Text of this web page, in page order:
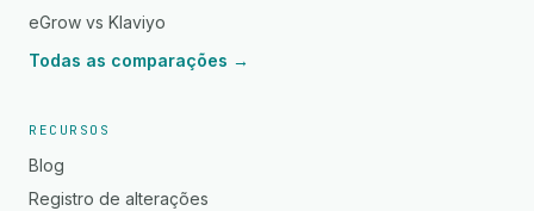
eGrow vs Klaviyo
Todas as comparações →
RECURSOS
Blog
Registro de alterações